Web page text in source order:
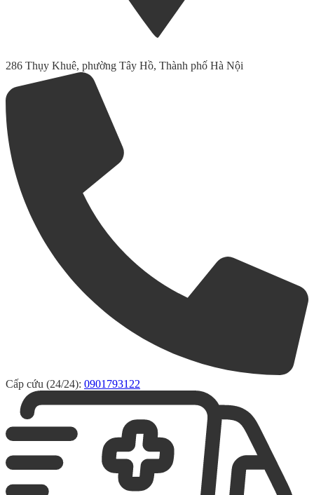
286 Thụy Khuê, phường Tây Hồ, Thành phố Hà Nội
Cấp cứu (24/24): 0901793122